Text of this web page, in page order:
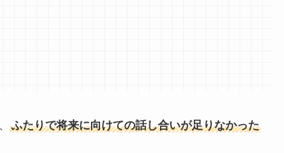
ふたりで将来に向けての話し合いが足りなかった